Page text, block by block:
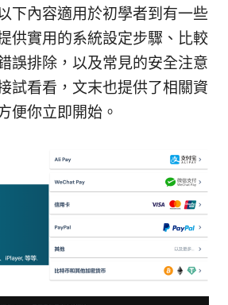
下內容適用於初學者到有一些
供實用的系統設定步驟、比較
誤排除，以及常見的安全注意
試看看，文末也提供了相關資
便你立即開始。